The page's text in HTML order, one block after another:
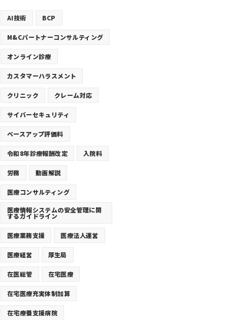
AI技術 BCP
M&Cパートナーコンサルティング
オンライン診療
カスタマーハラスメント
クリニック クレーム対応
サイバーセキュリティ
ベースアップ評価料
令和8年診療報酬改定 入院料
労務 動画解説
医療コンサルティング
医療情報システムの安全管理に関
するガイドライン
医療業務支援 医療法人運営
医療経営 厚生局
在医総管 在宅医療
在宅医療充実体制加算
在宅療養支援病院